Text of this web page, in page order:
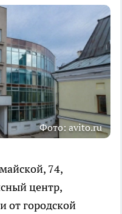
Фото: avito.ru
74,
центр,
от городской